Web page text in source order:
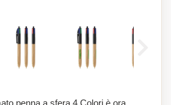
penna a sfera 4 Colori è ora